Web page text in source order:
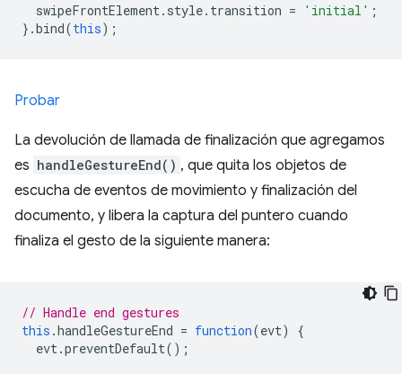
swipeFrontElement . style. transition = 'initial' ;
}.bind(this);
Probar
La devolución de llamada de finalización que agregamos
es handleGestureEnd() , que quita los objetos de
escucha de eventos de movimiento y finalización del
documento, y libera la captura del puntero cuando
finaliza el gesto de la siguiente manera:
// Handle end gestures
this .handleGestureEnd = function(evt)
{
evt .preventDefault();